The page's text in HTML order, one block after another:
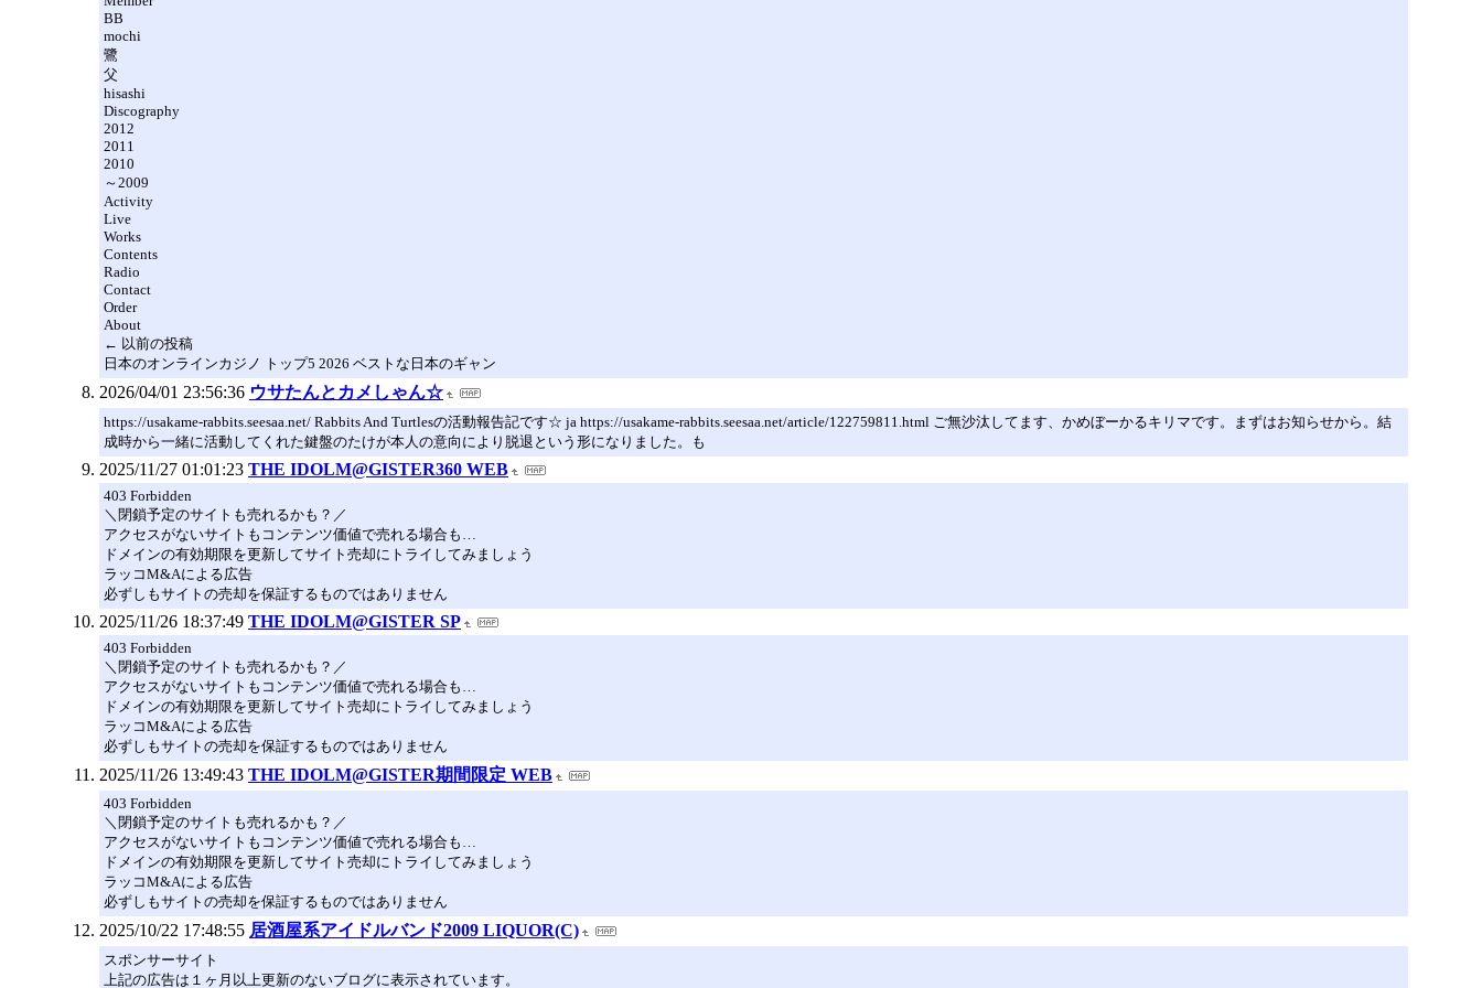
BB
mochi
鷺
父
hisashi
Discography
2012
2011
2010
～2009
Activity
Live
Works
Contents
Radio
Contact
Order
About
← 以前の投稿
日本のオンラインカジノ トップ5 2026 ベストな日本のギャン
2026/04/01 23:56:36 ウサたんとカメしゃん☆
https://usakame-rabbits.seesaa.net/ Rabbits And Turtlesの活動報告記です☆ ja https://usakame-rabbits.seesaa.net/article/122759811.html ご無沙汰してます、かめぼーかるキリマです。まずはお知らせから。結
成時から一緒に活動してくれた鍵盤のたけが本人の意向により脱退という形になりました。も
2025/11/27 01:01:23 THE IDOLM@GISTER360 WEB
403 Forbidden
＼閉鎖予定のサイトも売れるかも？／
アクセスがないサイトもコンテンツ価値で売れる場合も…
ドメインの有効期限を更新してサイト売却にトライしてみましょう
ラッコM&Aによる広告
必ずしもサイトの売却を保証するものではありません
2025/11/26 18:37:49 THE IDOLM@GISTER SP
403 Forbidden
＼閉鎖予定のサイトも売れるかも？／
アクセスがないサイトもコンテンツ価値で売れる場合も…
ドメインの有効期限を更新してサイト売却にトライしてみましょう
ラッコM&Aによる広告
必ずしもサイトの売却を保証するものではありません
2025/11/26 13:49:43 THE IDOLM@GISTER期間限定 WEB
403 Forbidden
＼閉鎖予定のサイトも売れるかも？／
アクセスがないサイトもコンテンツ価値で売れる場合も…
ドメインの有効期限を更新してサイト売却にトライしてみましょう
ラッコM&Aによる広告
必ずしもサイトの売却を保証するものではありません
2025/10/22 17:48:55 居酒屋系アイドルバンド2009 LIQUOR(C)
スポンサーサイト
上記の広告は１ヶ月以上更新のないブログに表示されています。